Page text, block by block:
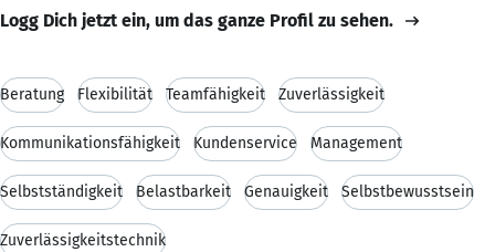
Logg Dich jetzt ein, um das ganze Profil zu sehen.
Beratung Flexibilität Teamfähigkeit Zuverlässigkeit
Kommunikationsfähigkeit Kundenservice Management
Selbstständigkeit Belastbarkeit Genauigkeit Selbstbewusstsein
Zuverlässigkeitstechnik